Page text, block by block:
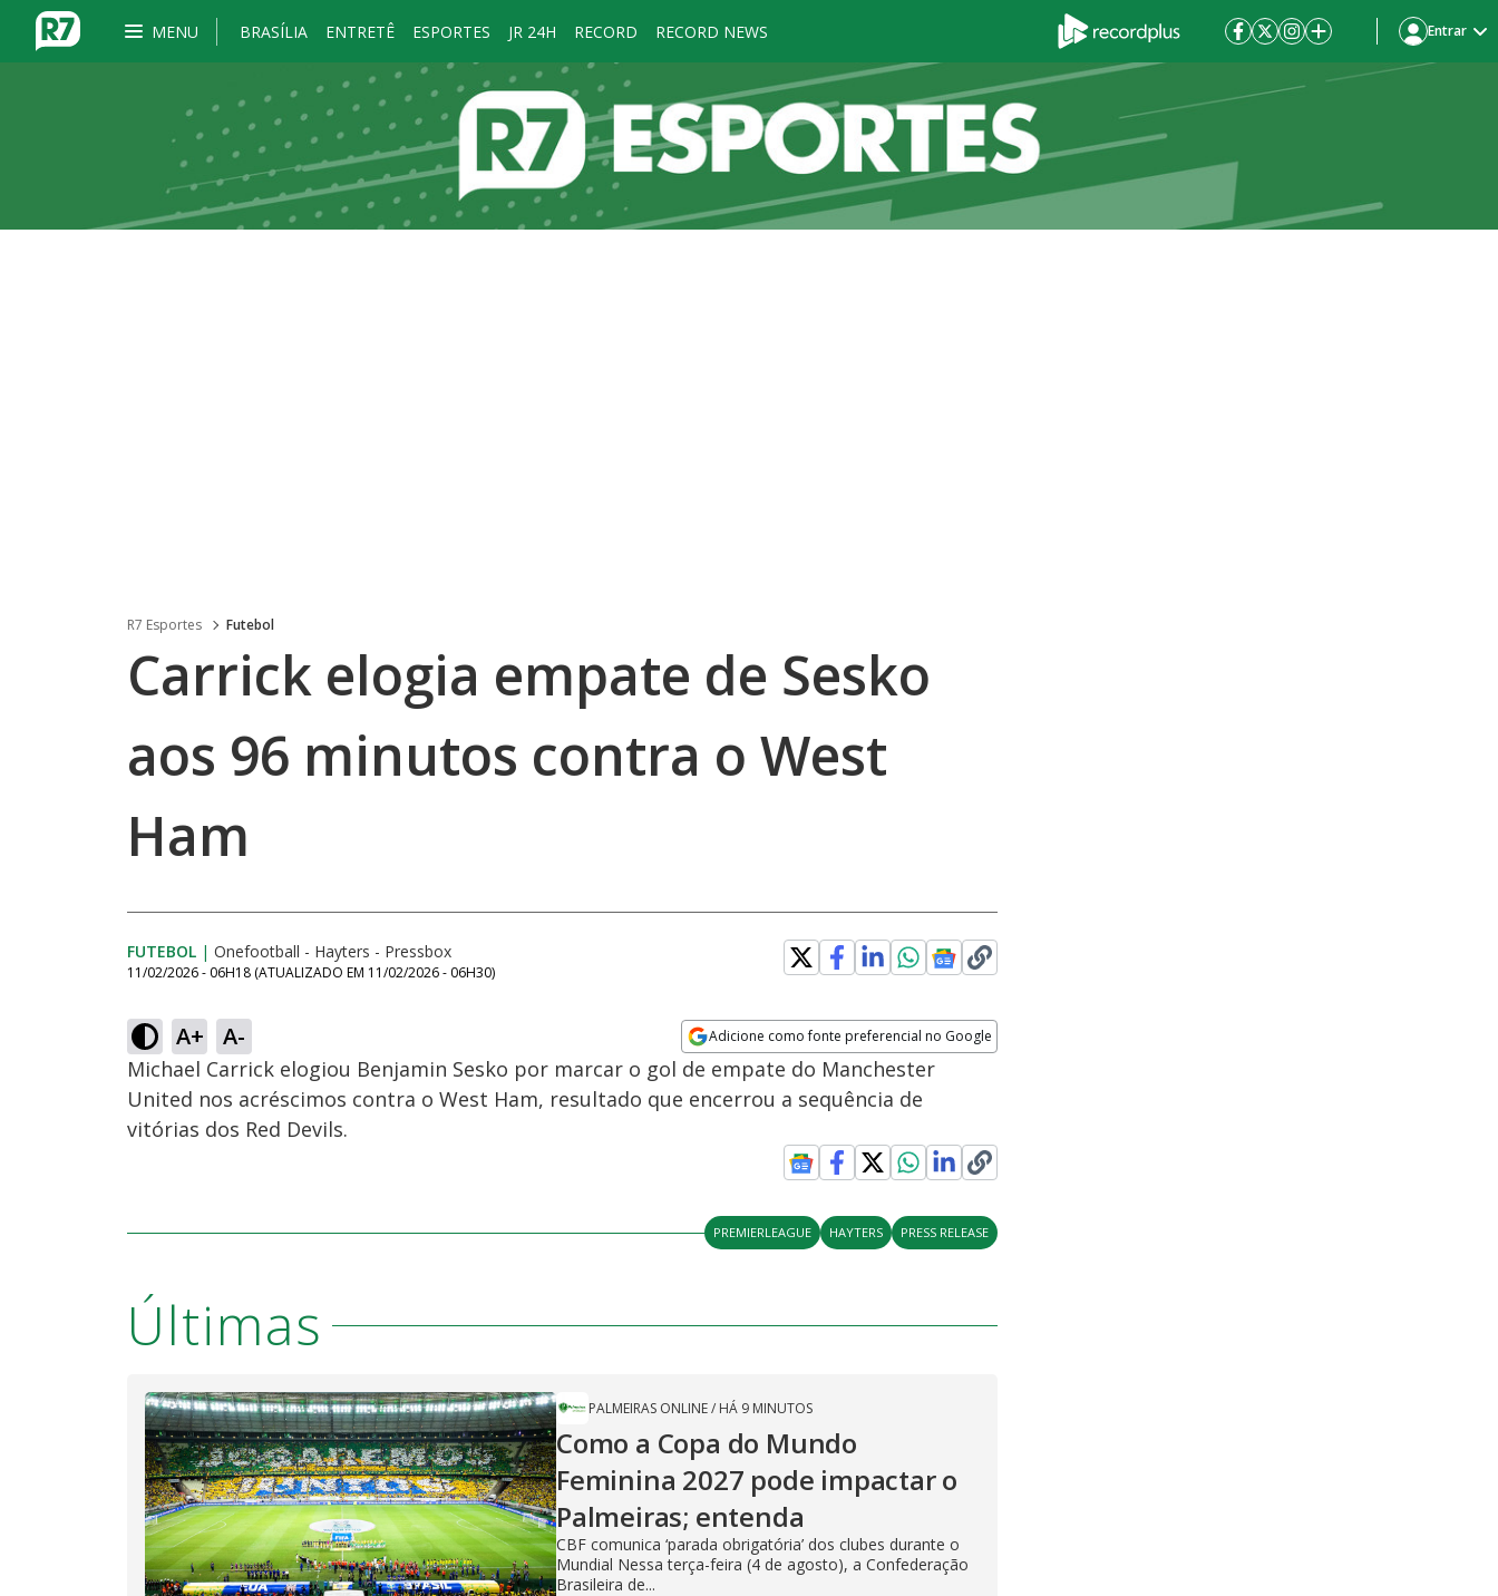
MENU BRASÍLIA ENTRETÊ ESPORTES JR 24H RECORD RECORD NEWS Entrar
R7 Esportes Futebol
Carrick elogia empate de Sesko
aos 96 minutos contra o West
Ham
FUTEBOL | Onefootball - Hayters - Pressbox
11/02/2026 - 06H18 (ATUALIZADO EM 11/02/2026 - 06H30)
A+ A- Adicione como fonte preferencial no Google
Opens in new window
Michael Carrick elogiou Benjamin Sesko por marcar o gol de empate do Manchester
United nos acréscimos contra o West Ham, resultado que encerrou a sequência de
vitórias dos Red Devils.
PREMIERLEAGUE HAYTERS PRESS RELEASE
Últimas
PALMEIRAS ONLINE/ HÁ 9 MINUTOS
Como a Copa do Mundo
Feminina 2027 pode impactar o
Palmeiras; entenda
CBF comunica ‘parada obrigatória’ dos clubes durante o
Mundial Nessa terça-feira (4 de agosto), a Confederação
Brasileira de...